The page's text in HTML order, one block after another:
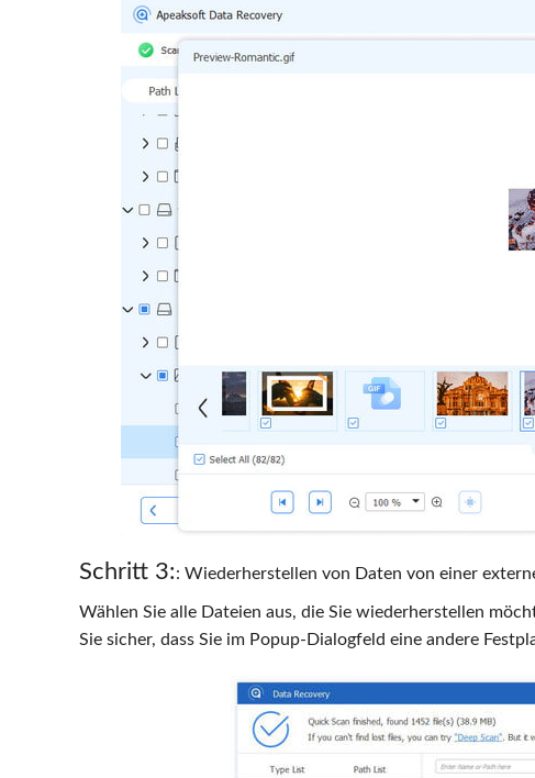
Schritt 3:: Wiederherstellen von Daten von einer
Wählen Sie alle Dateien aus, die Sie wiederherstellen
Sie sicher, dass Sie im Popup-Dialogfeld eine andere